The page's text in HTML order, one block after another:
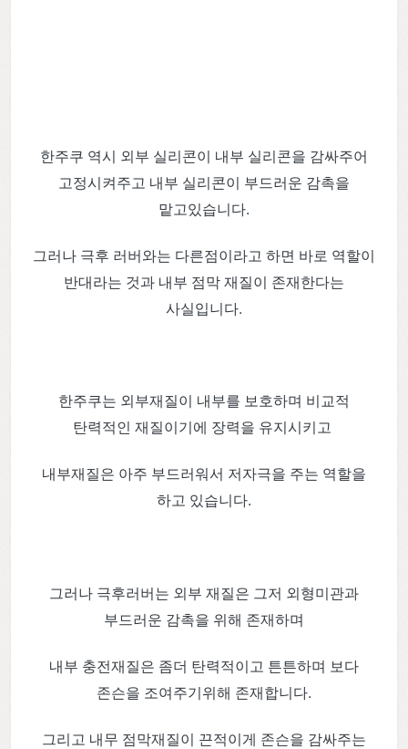
한주쿠 역시 외부 실리콘이 내부 실리콘을 감싸주어
고정시켜주고 내부 실리콘이 부드러운 감촉을
맡고있습니다.
그러나 극후 러버와는 다른점이라고 하면 바로 역할이
반대라는 것과 내부 점막 재질이 존재한다는
사실입니다.
한주쿠는 외부재질이 내부를 보호하며 비교적
탄력적인 재질이기에 장력을 유지시키고
내부재질은 아주 부드러워서 저자극을 주는 역할을
하고 있습니다.
그러나 극후러버는 외부 재질은 그저 외형미관과
부드러운 감촉을 위해 존재하며
내부 충전재질은 좀더 탄력적이고 튼튼하며 보다
존슨을 조여주기위해 존재합니다.
그리고 내무 점막재질이 끈적이게 존슨을 감싸주는